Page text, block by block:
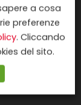
a cosa
preferenze
. Cliccando
del sito.